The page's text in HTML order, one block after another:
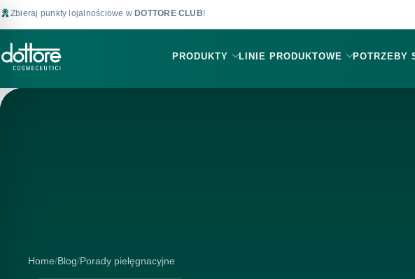
Zbieraj punkty lojalnościowe w DOTTORE CLUB!
PRODUKTY LINIE PRODUKTOWE POTRZEBY
Home Blog Porady pielęgnacyjne